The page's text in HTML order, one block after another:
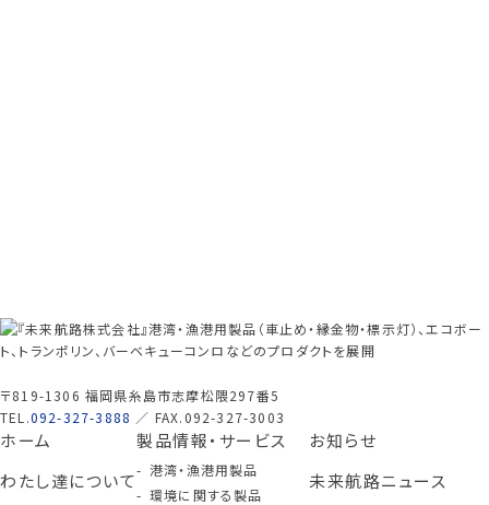
〒819-1306 福岡県糸島市志摩松隈297番5
TEL.092-327-3888 ／ FAX.092-327-3003
ホーム
わたし達について
製品情報・サービス
港湾・漁港用製品
環境に関する製品
お知らせ
未来航路ニュース